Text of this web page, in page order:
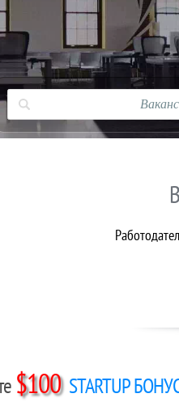
$100 STARTUP